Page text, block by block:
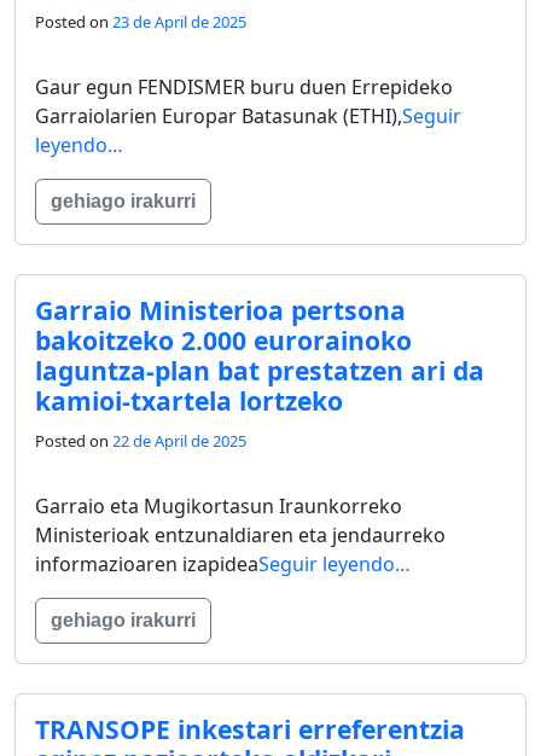
Posted on 23 de April de 2025
Gaur egun FENDISMER buru duen Errepideko
Garraiolarien Europar Batasunak (ETHI),Seguir
leyendo…
gehiago irakurri
Garraio Ministerioa pertsona
bakoitzeko 2.000 eurorainoko
laguntza-plan bat prestatzen ari da
kamioi-txartela lortzeko
Posted on 22 de April de 2025
Garraio eta Mugikortasun Iraunkorreko
Ministerioak entzunaldiaren eta jendaurreko
informazioaren izapideaSeguir leyendo…
gehiago irakurri
TRANSOPE inkestari erreferentzia